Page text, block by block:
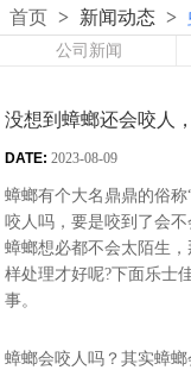
首页 > 新闻动态 >
公司新闻
没想到蟑螂还会咬人
DATE: 2023-08-09
蟑螂有个大名鼎鼎的俗
咬人吗，要是咬到了会
蟑螂想必都不会太陌生
样处理才好呢?下面乐士
事。
蟑螂会咬人吗？其实蟑